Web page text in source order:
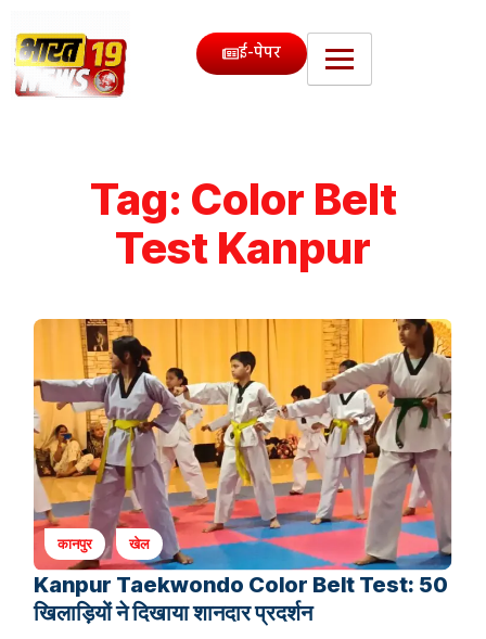
ई-पेपर
Tag: Color Belt
Test Kanpur
कानपुर खेल
Kanpur Taekwondo Color Belt Test: 50
खिलाड़ियों ने दिखाया शानदार प्रदर्शन